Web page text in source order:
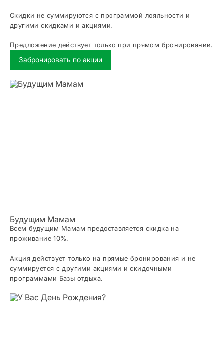
Скидки не суммируются с программой лояльности и
другими скидками и акциями.
Предложение действует только при прямом бронировании.
Забронировать по акции
Будущим Мамам
Всем будущим Мамам предоставляется скидка на
проживание 10%.
Акция действует только на прямые бронирования и не
суммируется с другими акциями и скидочными
программами Базы отдыха.